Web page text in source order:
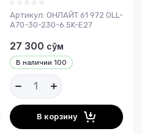
Артикул: ОНЛАЙТ 61 972 OLL-
A70-30-230-6.5K-E27
В наличии 100
27 300 сўм
В корзину